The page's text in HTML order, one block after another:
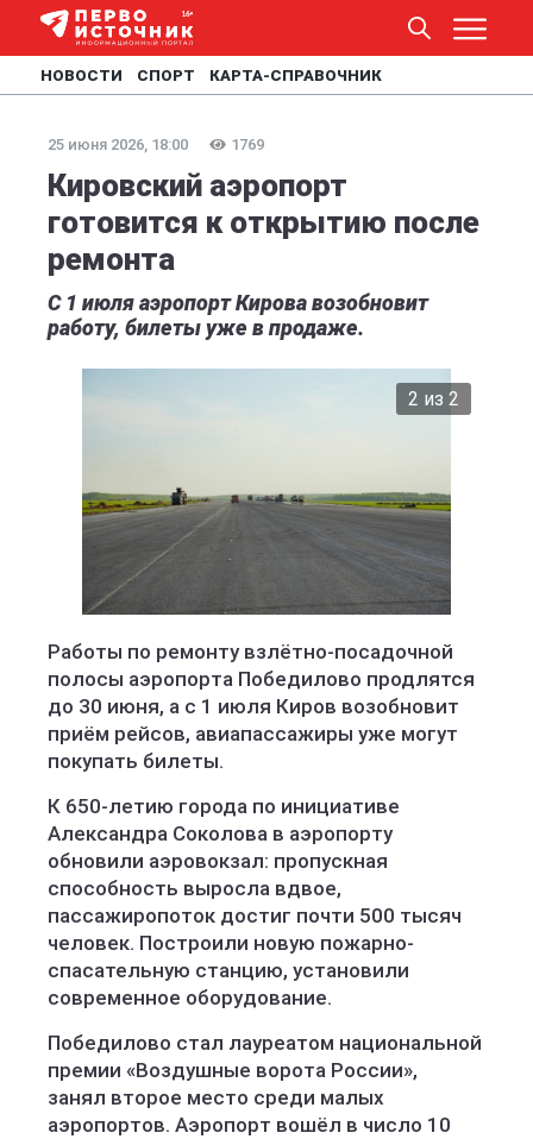
НОВОСТИ СПОРТ КАРТА-СПРАВОЧНИК
25 июня 2026, 18:00 1769
Кировский аэропорт
готовится к открытию после
ремонта
С 1 июля аэропорт Кирова возобновит
работу, билеты уже в продаже.
2 из 2
Правительство Кировской области
Работы по ремонту взлётно-посадочной
полосы аэропорта Победилово продлятся
до 30 июня, а с 1 июля Киров возобновит
приём рейсов, авиапассажиры уже могут
покупать билеты.
К 650-летию города по инициативе
Александра Соколова в аэропорту
обновили аэровокзал: пропускная
способность выросла вдвое,
пассажиропоток достиг почти 500 тысяч
человек. Построили новую пожарно-
спасательную станцию, установили
современное оборудование.
Победилово стал лауреатом национальной
премии «Воздушные ворота России»,
занял второе место среди малых
аэропортов. Аэропорт вошёл в число 10